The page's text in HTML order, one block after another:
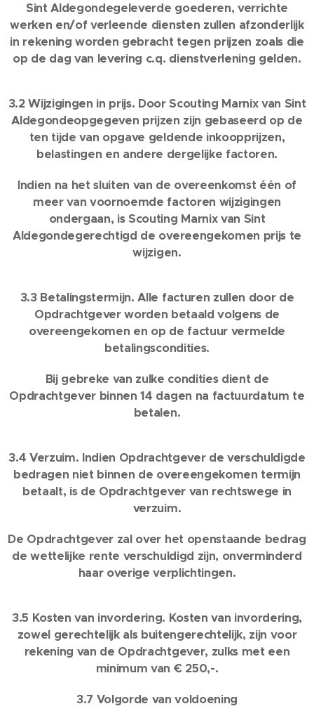
Sint Aldegondegeleverde goederen, verrichte
werken en/of verleende diensten zullen afzonderlijk
in rekening worden gebracht tegen prijzen zoals die
op de dag van levering c.q. dienstverlening gelden.
3.2 Wijzigingen in prijs. Door Scouting Marnix van Sint
Aldegondeopgegeven prijzen zijn gebaseerd op de
ten tijde van opgave geldende inkoopprijzen,
belastingen en andere dergelijke factoren.
Indien na het sluiten van de overeenkomst één of
meer van voornoemde factoren wijzigingen
ondergaan, is Scouting Marnix van Sint
Aldegondegerechtigd de overeengekomen prijs te
wijzigen.
3.3 Betalingstermijn. Alle facturen zullen door de
Opdrachtgever worden betaald volgens de
overeengekomen en op de factuur vermelde
betalingscondities.
Bij gebreke van zulke condities dient de
Opdrachtgever binnen 14 dagen na factuurdatum te
betalen.
3.4 Verzuim. Indien Opdrachtgever de verschuldigde
bedragen niet binnen de overeengekomen termijn
betaalt, is de Opdrachtgever van rechtswege in
verzuim.
De Opdrachtgever zal over het openstaande bedrag
de wettelijke rente verschuldigd zijn, onverminderd
haar overige verplichtingen.
3.5 Kosten van invordering. Kosten van invordering,
zowel gerechtelijk als buitengerechtelijk, zijn voor
rekening van de Opdrachtgever, zulks met een
minimum van € 250,-.
3.7 Volgorde van voldoening